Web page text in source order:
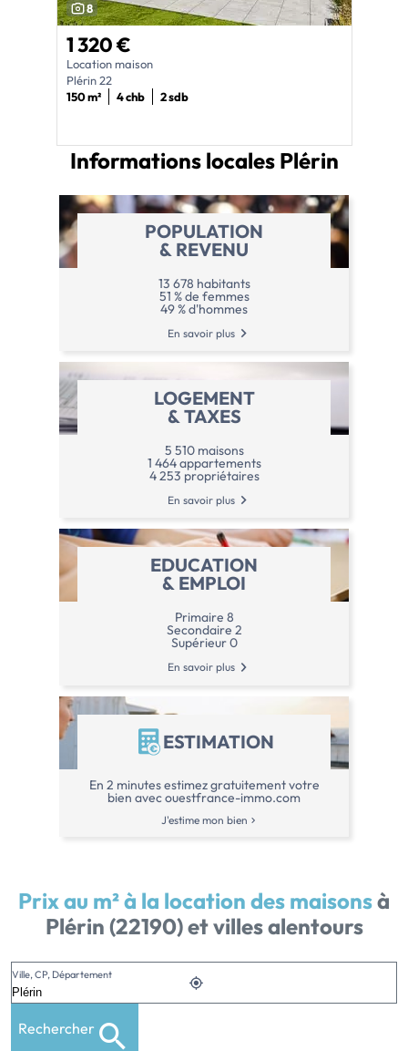
8
1 320 €
Location maison
Plérin 22
150 m²
4 chb 2 sdb
Informations locales Plérin
POPULATION
& REVENU
13 678 habitants
51 % de femmes
49 % d'hommes
En savoir plus
LOGEMENT
& TAXES
5 510 maisons
1 464 appartements
4 253 propriétaires
En savoir plus
EDUCATION
& EMPLOI
Primaire 8
Secondaire 2
Supérieur 0
En savoir plus
ESTIMATION
En 2 minutes estimez gratuitement votre
bien avec ouestfrance-immo.com
J'estime mon bien
Prix au m² à la location des maisonsà
Plérin (22190) et villes alentours
Ville, CP, Département
Rechercher